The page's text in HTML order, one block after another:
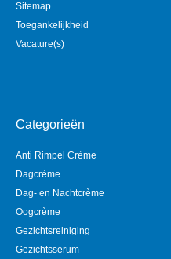
Sitemap
Toegankelijkheid
Vacature(s)
Categorieën
Anti Rimpel Crème
Dagcrème
Dag- en Nachtcrème
Oogcrème
Gezichtsreiniging
Gezichtsserum